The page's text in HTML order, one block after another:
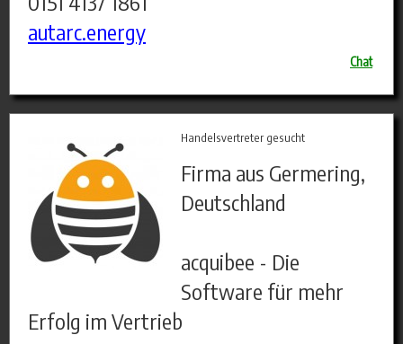
autarc.energy
Chat
Handelsvertreter gesucht
Firma aus Germering,
Deutschland
acquibee - Die
Software für mehr
Erfolg im Vertrieb